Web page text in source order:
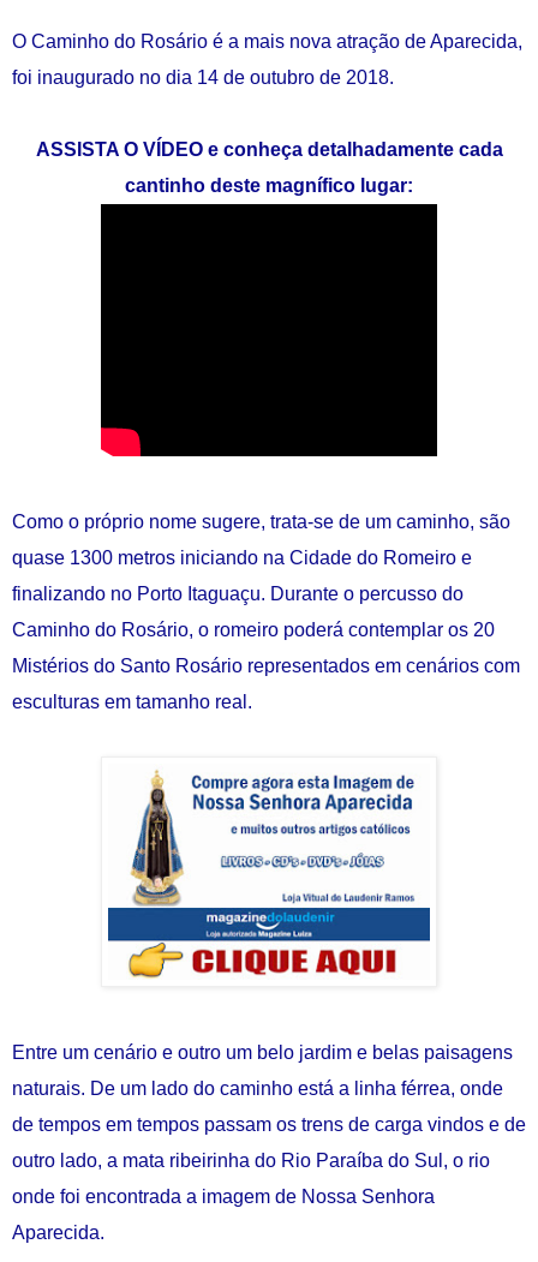
O Caminho do Rosário é a mais nova atração de Aparecida,
foi inaugurado no dia 14 de outubro de 2018.
ASSISTA O VÍDEO e conheça detalhadamente cada
cantinho deste magnífico lugar:
Como o próprio nome sugere, trata-se de um caminho, são
quase 1300 metros iniciando na Cidade do Romeiro e
finalizando no Porto Itaguaçu. Durante o percusso do
Caminho do Rosário, o romeiro poderá contemplar os 20
Mistérios do Santo Rosário representados em cenários com
esculturas em tamanho real.
Entre um cenário e outro um belo jardim e belas paisagens
naturais. De um lado do caminho está a linha férrea, onde
de tempos em tempos passam os trens de carga vindos e de
outro lado, a mata ribeirinha do Rio Paraíba do Sul, o rio
onde foi encontrada a imagem de Nossa Senhora
Aparecida.